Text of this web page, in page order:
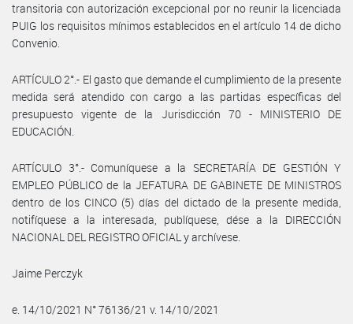
transitoria con autorización excepcional por no reunir la licenciada
PUIG los requisitos mínimos establecidos en el artículo 14 de dicho
Convenio.
ARTÍCULO 2°.- El gasto que demande el cumplimiento de la presente
medida será atendido con cargo a las partidas específicas del
presupuesto vigente de la Jurisdicción 70 - MINISTERIO DE
EDUCACIÓN.
ARTÍCULO 3°.- Comuníquese a la SECRETARÍA DE GESTIÓN Y
EMPLEO PÚBLICO de la JEFATURA DE GABINETE DE MINISTROS
dentro de los CINCO (5) días del dictado de la presente medida,
notifíquese a la interesada, publíquese, dése a la DIRECCIÓN
NACIONAL DEL REGISTRO OFICIAL y archívese.
Jaime Perczyk
e. 14/10/2021 N° 76136/21 v. 14/10/2021